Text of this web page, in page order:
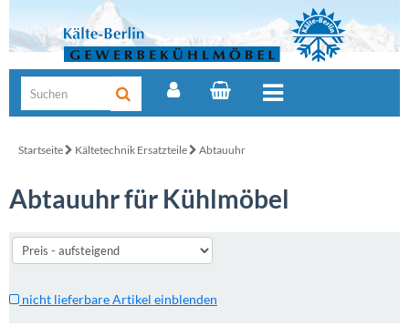
Startseite Kältetechnik Ersatzteile Abtauuhr
Abtauuhr für Kühlmöbel
nicht lieferbare Artikel einblenden